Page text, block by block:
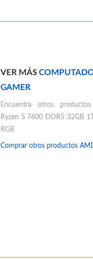
VER MÁS
GAMER
Encuentra otros
Ryzen 5 7600 DDR5 32GB
RGB
Comprar otros productos